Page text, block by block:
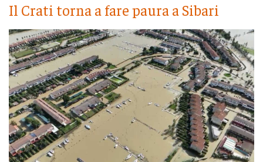
Il Crati torna a fare paura a Sibari